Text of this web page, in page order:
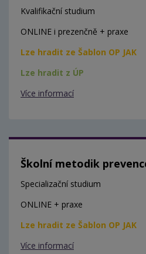
Kvalifikační studium
ONLINE i prezenčně + praxe
Lze hradit ze Šablon OP JAK
Lze hradit z ÚP
Více informací
Školní metodik
Specializační studium
ONLINE + praxe
Lze hradit ze Šablon OP JAK
Více informací